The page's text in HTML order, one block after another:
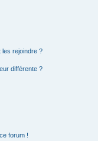
les rejoindre ?
différente ?
forum !